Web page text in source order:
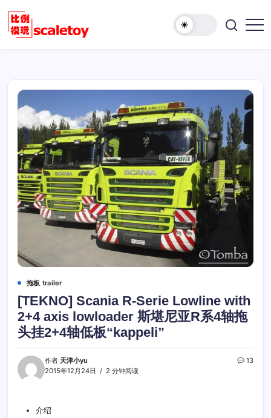
正
欢
例
模
型
玩
具
天
地！
拖板 trailer
[TEKNO] Scania R-Serie Lowline with
2+4 axis lowloader 斯堪尼亚R系4轴拖
头挂2+4轴低板“kappeli”
作者 天津小yu
2015年12月24日
2 分钟阅读
13
介绍